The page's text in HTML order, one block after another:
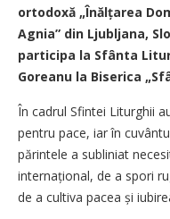
ortodoxă „Înălțarea
Agnia” din Ljubljana,
participa la Sfânta
Goreanu la Biserica
În cadrul Sfintei Liturghii
pentru pace, iar în
părintele a subliniat
inter­național, de a spori
de a cultiva pacea și